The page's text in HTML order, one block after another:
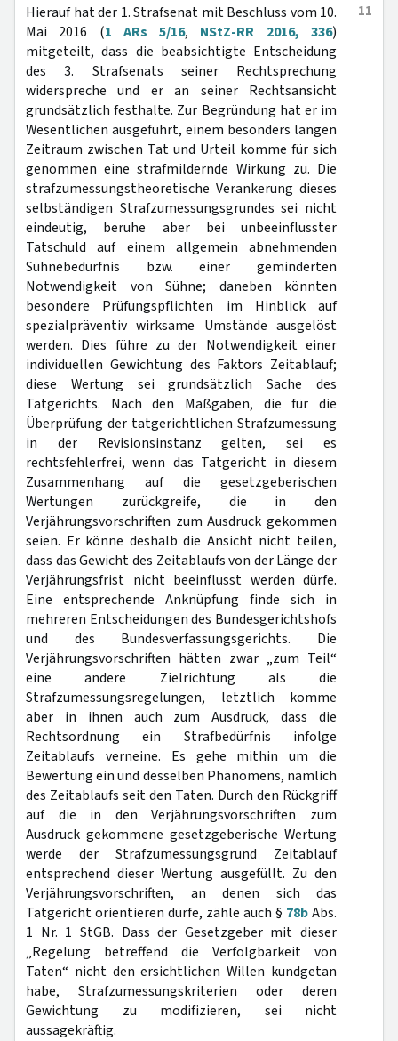
11
Hierauf hat der 1. Strafsenat mit Beschluss vom 10.
Mai 2016 (1 ARs 5/16, NStZ-RR 2016, 336)
mitgeteilt, dass die beabsichtigte Entscheidung
des 3. Strafsenats seiner Rechtsprechung
widerspreche und er an seiner Rechtsansicht
grundsätzlich festhalte. Zur Begründung hat er im
Wesentlichen ausgeführt, einem besonders langen
Zeitraum zwischen Tat und Urteil komme für sich
genommen eine strafmildernde Wirkung zu. Die
strafzumessungstheoretische Verankerung dieses
selbständigen Strafzumessungsgrundes sei nicht
eindeutig, beruhe aber bei unbeeinflusster
Tatschuld auf einem allgemein abnehmenden
Sühnebedürfnis bzw. einer geminderten
Notwendigkeit von Sühne; daneben könnten
besondere Prüfungspflichten im Hinblick auf
spezialpräventiv wirksame Umstände ausgelöst
werden. Dies führe zu der Notwendigkeit einer
individuellen Gewichtung des Faktors Zeitablauf;
diese Wertung sei grundsätzlich Sache des
Tatgerichts. Nach den Maßgaben, die für die
Überprüfung der tatgerichtlichen Strafzumessung
in der Revisionsinstanz gelten, sei es
rechtsfehlerfrei, wenn das Tatgericht in diesem
Zusammenhang auf die gesetzgeberischen
Wertungen zurückgreife, die in den
Verjährungsvorschriften zum Ausdruck gekommen
seien. Er könne deshalb die Ansicht nicht teilen,
dass das Gewicht des Zeitablaufs von der Länge der
Verjährungsfrist nicht beeinflusst werden dürfe.
Eine entsprechende Anknüpfung finde sich in
mehreren Entscheidungen des Bundesgerichtshofs
und des Bundesverfassungsgerichts. Die
Verjährungsvorschriften hätten zwar „zum Teil“
eine andere Zielrichtung als die
Strafzumessungsregelungen, letztlich komme
aber in ihnen auch zum Ausdruck, dass die
Rechtsordnung ein Strafbedürfnis infolge
Zeitablaufs verneine. Es gehe mithin um die
Bewertung ein und desselben Phänomens, nämlich
des Zeitablaufs seit den Taten. Durch den Rückgriff
auf die in den Verjährungsvorschriften zum
Ausdruck gekommene gesetzgeberische Wertung
werde der Strafzumessungsgrund Zeitablauf
entsprechend dieser Wertung ausgefüllt. Zu den
Verjährungsvorschriften, an denen sich das
Tatgericht orientieren dürfe, zähle auch § 78bAbs.
1 Nr. 1 StGB. Dass der Gesetzgeber mit dieser
„Regelung betreffend die Verfolgbarkeit von
Taten“ nicht den ersichtlichen Willen kundgetan
habe, Strafzumessungskriterien oder deren
Gewichtung zu modifizieren, sei nicht
aussagekräftig.